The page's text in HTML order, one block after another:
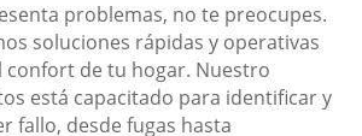
problemas, no te preocupes.
soluciones rápidas y operativas
confort de tu hogar. Nuestro
está capacitado para identificar y
fallo, desde fugas hasta